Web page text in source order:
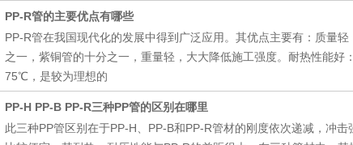
PP-R管的主要优点有哪些
PP-R管在我国现代化的发展中得到广泛应用。其优点主要有：质量
之一，紫铜管的十分之一，重量轻，大大降低施工强度。耐热性能
75℃，是较为理想的
PP-H PP-B PP-R三种PP管的区别在哪里
此三种PP管区别在于PP-H、PP-B和PP-R管材的刚度依次递减，冲